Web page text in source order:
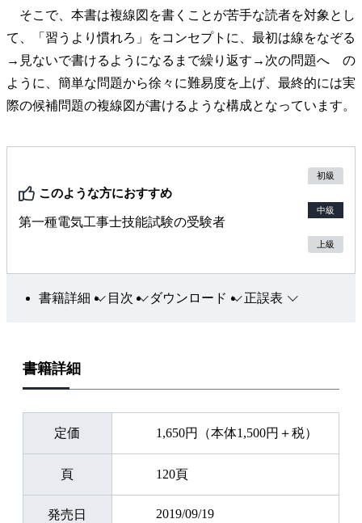
そこで、本書は複線図を書くことが苦手な読者を対象とし
て、「習うより慣れろ」をコンセプトに、最初は線をなぞる
→見ないで書けるようになるまで繰り返す→次の問題へ の
ように、簡単な問題から徐々に難易度を上げ、最終的には実
際の候補問題の複線図が書けるような構成となっています。
このような方におすすめ
第一種電気工事士技能試験の受験者
初級
中級
上級
書籍詳細 目次 ダウンロード 正誤表
書籍詳細
定価 1,650円（本体1,500円＋税）
頁 120頁
発売日 2019/09/19